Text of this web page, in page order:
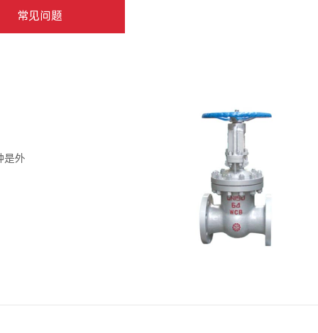
常见问题
是外